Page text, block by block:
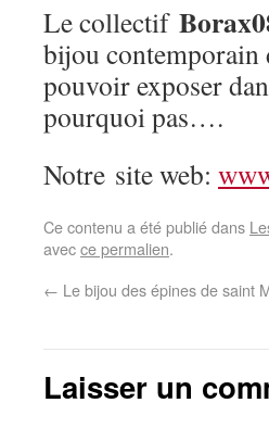
Le collectif
bijou contemporain
pouvoir exposer
pourquoi pas….
Notre site web:
Ce contenu a été publié dans
avecce permalien.
← Le bijou des épines de saint
Laisser un